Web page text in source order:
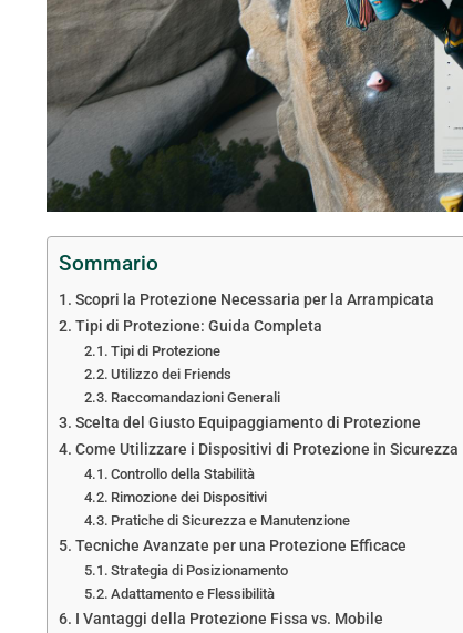
Sommario
Scopri la Protezione Necessaria per la Arrampicata
Tipi di Protezione: Guida Completa
Tipi di Protezione
Utilizzo dei Friends
Raccomandazioni Generali
Scelta del Giusto Equipaggiamento di Protezione
Come Utilizzare i Dispositivi di Protezione in Sicurezza
Controllo della Stabilità
Rimozione dei Dispositivi
Pratiche di Sicurezza e Manutenzione
Tecniche Avanzate per una Protezione Efficace
Strategia di Posizionamento
Adattamento e Flessibilità
I Vantaggi della Protezione Fissa vs. Mobile